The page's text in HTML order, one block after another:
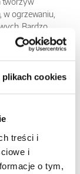
plikach cookies
treści i
i
o tym,
w ogrzewaniu,
Bardzo
w
jednofazowe w
obciążenia od 10